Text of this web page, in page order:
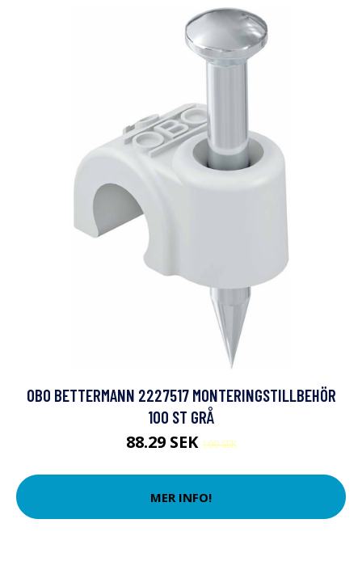
OBO BETTERMANN 2227517 MONTERINGSTILLBEHÖR
100 ST GRÅ
88.29 SEK109 SEK
MER INFO!